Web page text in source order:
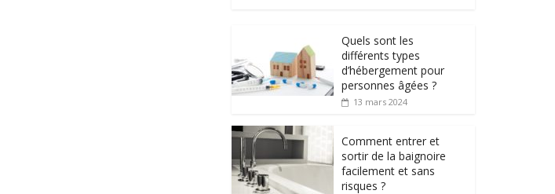
Quels sont les
différents types
d’hébergement pour
personnes âgées ?
13 mars 2024
Comment entrer et
sortir de la baignoire
facilement et sans
risques ?